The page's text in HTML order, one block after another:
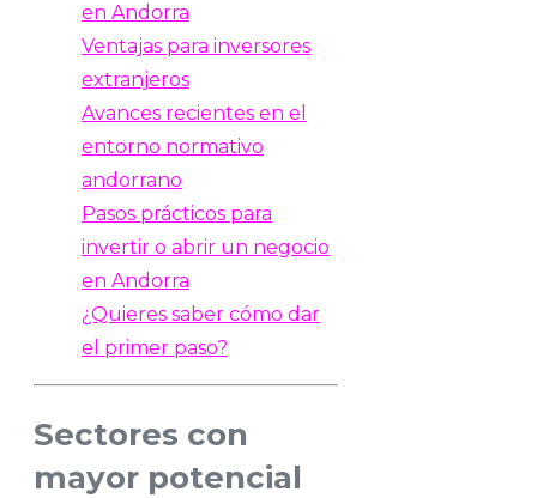
en Andorra
Ventajas para inversores
extranjeros
Avances recientes en el
entorno normativo
andorrano
Pasos prácticos para
invertir o abrir un negocio
en Andorra
¿Quieres saber cómo dar
el primer paso?
Sectores con
mayor potencial